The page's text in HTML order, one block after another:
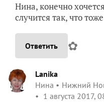
Нина, конечно
случится так, что
Ответить ✿
Lanika
Нина
Нижний
1 августа 2017,